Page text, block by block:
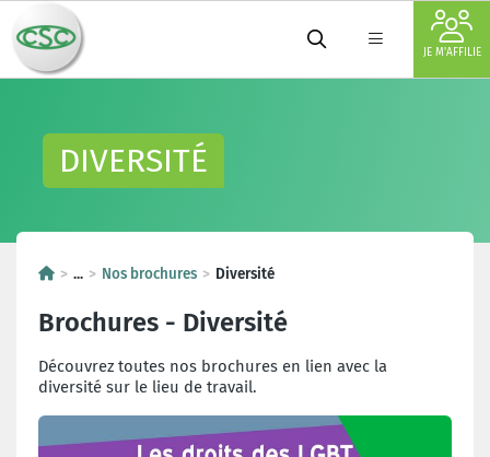
JE M'AFFILIE
DIVERSITÉ
... Nos brochures Diversité
Brochures - Diversité
Découvrez toutes nos brochures en lien avec la
diversité sur le lieu de travail.